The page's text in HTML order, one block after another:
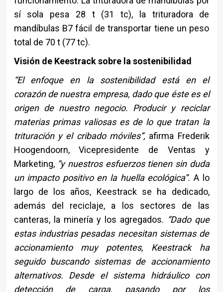
sí sola pesa 28 t (31 tc), la trituradora de
mandíbulas B7 fácil de transportar tiene un peso
total de 70 t (77 tc).
Visión de Keestrack sobre la sostenibilidad
“El enfoque en la sostenibilidad está en el
corazón de nuestra empresa, dado que éste es el
origen de nuestro negocio. Producir y reciclar
materias primas valiosas es de lo que tratan la
trituración y el cribado móviles”, afirma Frederik
Hoogendoorn, Vicepresidente de Ventas y
Marketing,“y nuestros esfuerzos tienen sin duda
un impacto positivo en la huella ecológica”. A lo
largo de los años, Keestrack se ha dedicado,
además del reciclaje, a los sectores de las
canteras, la minería y los agregados. “Dado que
estas industrias pesadas necesitan sistemas de
accionamiento muy potentes, Keestrack ha
seguido buscando sistemas de accionamiento
alternativos. Desde el sistema hidráulico con
detección de carga, pasando por los